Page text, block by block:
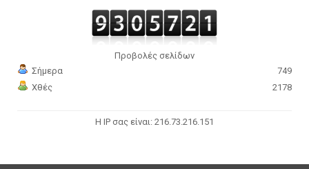
Προβολές σελίδων
Σήμερα
Χθές
749
2178
Η IP σας είναι: 216.73.216.151